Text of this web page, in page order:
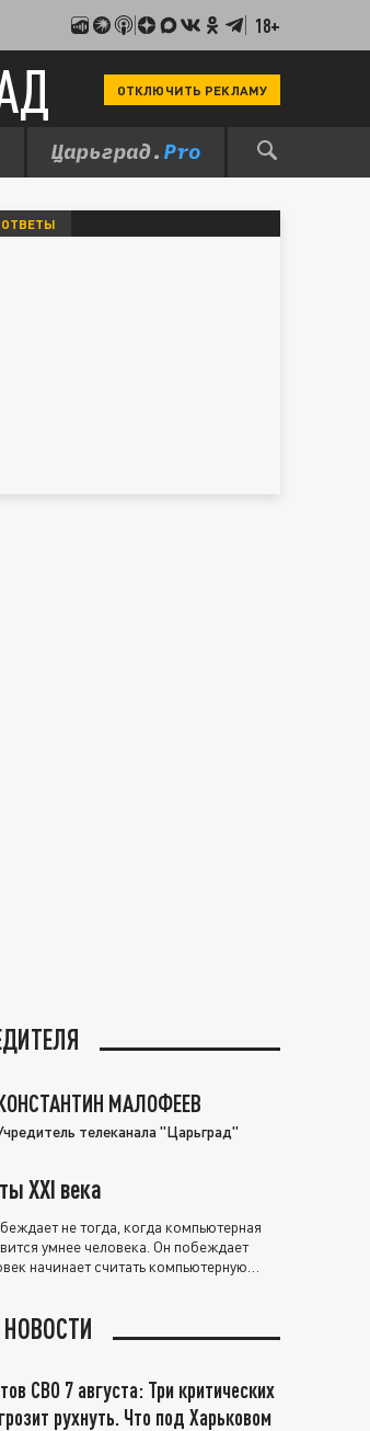
18+
ОТКЛЮЧИТЬ РЕКЛАМУ
МАЛОФЕЕВ
телеканала "Царьград"
XXI века
не тогда, когда компьютерная
умнее человека. Он побеждает
начинает считать компьютерную
СВО 7 августа: Три критических
рухнуть. Что под Харьковом